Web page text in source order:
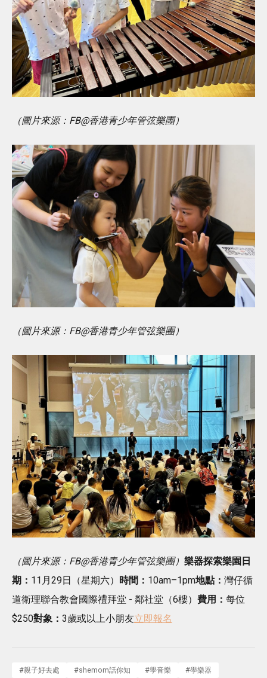
（圖片來源：FB@香港青少年管弦樂團）
（圖片來源：FB@香港青少年管弦樂團）
（圖片來源：FB@香港青少年管弦樂團） 樂器探索樂園 日
期： 11月29日（星期六） 時間： 10am–1pm地點： 灣仔循
道衛理聯合教會國際禮拜堂 - 鄰社堂（6樓） 費用： 每位
$250對象： 3歲或以上小朋友立即報名
#親子好去處 #shemom話你知 #學音樂 #學樂器